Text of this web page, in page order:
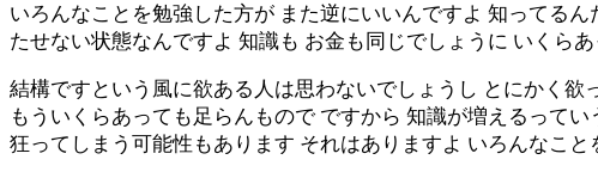
いろんなことを勉強した方が また逆にいいんですよ 知ってる
たせない状態なんですよ 知識も お金も同じでしょうに いくら
結構ですという風に欲ある人は思わないでしょうし とにかく
もういくらあっても足らんもので ですから 知識が増えるって
狂ってしまう可能性もあります それはありますよ いろんなこ